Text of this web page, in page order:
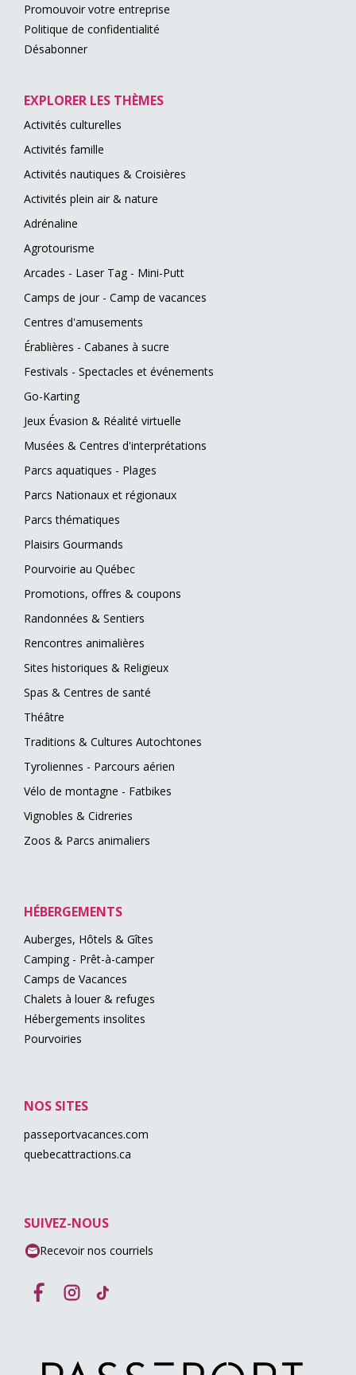
Promouvoir votre entreprise
Politique de confidentialité
Désabonner
EXPLORER LES THÈMES
Activités culturelles
Activités famille
Activités nautiques & Croisières
Activités plein air & nature
Adrénaline
Agrotourisme
Arcades - Laser Tag - Mini-Putt
Camps de jour - Camp de vacances
Centres d'amusements
Érablières - Cabanes à sucre
Festivals - Spectacles et événements
Go-Karting
Jeux Évasion & Réalité virtuelle
Musées & Centres d'interprétations
Parcs aquatiques - Plages
Parcs Nationaux et régionaux
Parcs thématiques
Plaisirs Gourmands
Pourvoirie au Québec
Promotions, offres & coupons
Randonnées & Sentiers
Rencontres animalières
Sites historiques & Religieux
Spas & Centres de santé
Théâtre
Traditions & Cultures Autochtones
Tyroliennes - Parcours aérien
Vélo de montagne - Fatbikes
Vignobles & Cidreries
Zoos & Parcs animaliers
HÉBERGEMENTS
Auberges, Hôtels & Gîtes
Camping - Prêt-à-camper
Camps de Vacances
Chalets à louer & refuges
Hébergements insolites
Pourvoiries
NOS SITES
passeportvacances.com
quebecattractions.ca
SUIVEZ-NOUS
Recevoir nos courriels